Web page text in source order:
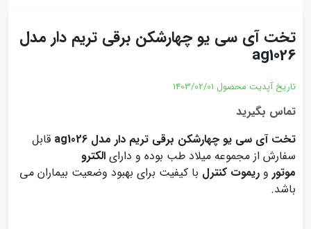
تخت آی سی یو چهارشکن برقی تریم دار مدل
ag1026
تاریخ آپدیت محصول 1403/02/01
تماس بگیرید
تخت آی سی یو چهارشکن برقی تریم دار مدل ag1026
قابل
سفارش از مجموعه میلاد طب بوده و دارای الکترو
موتور و ریموت کنترل با کیفیت برای بهبود وضعیت بیماران می
باشد.